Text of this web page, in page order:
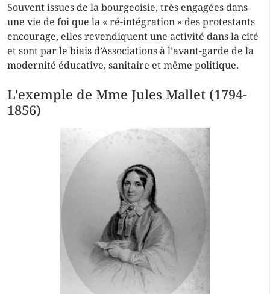
Souvent issues de la bourgeoisie, très engagées dans
une vie de foi que la « ré-intégration » des protestants
encourage, elles revendiquent une activité dans la cité
et sont par le biais d’Associations à l’avant-garde de la
modernité éducative, sanitaire et même politique.
L'exemple de Mme Jules Mallet (1794-
1856)